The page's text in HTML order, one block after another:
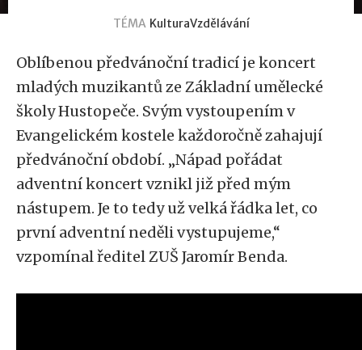
TÉMA KulturaVzdělávání
Oblíbenou předvánoční tradicí je koncert
mladých muzikantů ze Základní umělecké
školy Hustopeče. Svým vystoupením v
Evangelickém kostele každoročně zahajují
předvánoční období. „Nápad pořádat
adventní koncert vznikl již před mým
nástupem. Je to tedy už velká řádka let, co
první adventní neděli vystupujeme,“
vzpomínal ředitel ZUŠ Jaromír Benda.